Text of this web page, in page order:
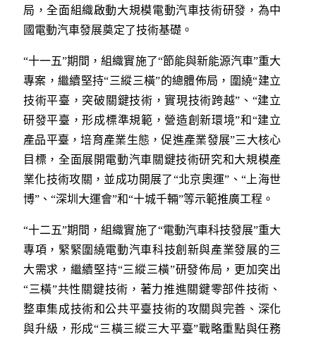
局，全面組織啟動大規模電動汽車技術研發，為中
國電動汽車發展奠定了技術基礎。
“十一五”期間，組織實施了“節能與新能源汽車”重大
專案，繼續堅持“三縱三橫”的總體佈局，圍繞“建立
技術平臺，突破關鍵技術，實現技術跨越”、“建立
研發平臺，形成標準規範，營造創新環境”和“建立
產品平臺，培育產業生態，促進產業發展”三大核心
目標，全面展開電動汽車關鍵技術研究和大規模產
業化技術攻關，並成功開展了“北京奧運”、“上海世
博”、“深圳大運會”和“十城千輛”等示範推廣工程。
“十二五”期間，組織實施了“電動汽車科技發展”重大
專項，緊緊圍繞電動汽車科技創新與產業發展的三
大需求，繼續堅持“三縱三橫”研發佈局，更加突出
“三橫”共性關鍵技術，著力推進關鍵零部件技術、
整車集成技術和公共平臺技術的攻關與完善、深化
與升級，形成“三橫三縱三大平臺”戰略重點與任務